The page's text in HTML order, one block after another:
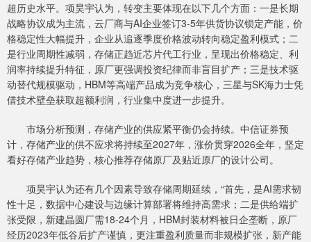
超历史水平。项昊宇认为，转变主要体现在以下几个方面：一是长期
战略协议成为主流，云厂商与AI企业签订3-5年供货协议锁定产能，价
格稳定性大幅提升，企业从追逐季度价格波动转向稳定盈利模式；二
是行业周期性减弱，存储正趋近芯片代工行业，呈现出价格稳定、利
润率持续提升特征，原厂更强调投资纪律而非盲目扩产；三是技术驱
动替代规模驱动，HBM等高端产品成为竞争核心，三星与SK海力士凭
借技术壁垒获取超额利润，行业集中度进一步提升。
市场分析预测，存储产业的供应紧平衡仍会持续。中信证券预
计，存储产业的供不应求将持续至2027年，涨价贯穿2026全年，坚定
看好存储产业趋势，核心推荐存储原厂及贴近原厂的设计公司。
项昊宇认为还有几个因素导致存储周期延续，“首先，是AI需求韧
性十足，数据中心建设与边缘计算部署将维持高需求；二是供给端扩
张受限，新建晶圆厂需18-24个月，HBM封装材料被日企垄断，原厂
经历2023年低谷后扩产谨慎，更注重盈利质量而非规模扩张，新产能